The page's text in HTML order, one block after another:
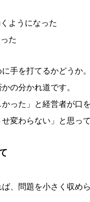
ようになった
た
手を打てるかどうか。
の分かれ道です。
った」と経営者が口
変わらない」と思っ
、問題を小さく収め